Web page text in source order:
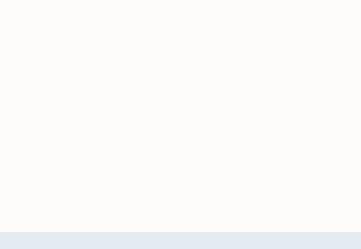
Kirchenbuchduplikate Merzien: